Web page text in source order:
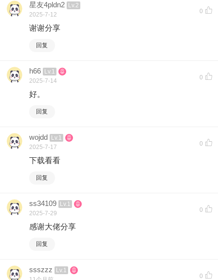
0
星友4pldn2
Lv.2
2025-7-12
谢谢分享
回复
0
h66
Lv.1
2025-7-14
好。
回复
0
wojdd
Lv.1
2025-7-17
下载看看
回复
0
ss34109
Lv.1
2025-7-29
感谢大佬分享
回复
0
ssszzz
Lv.1